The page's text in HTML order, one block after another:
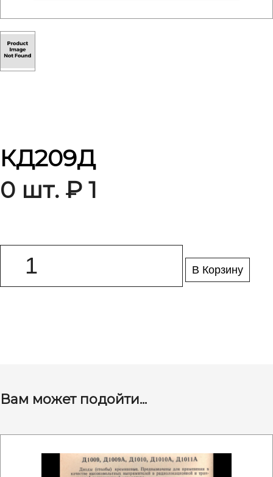
КД209Д
0 шт. ₽ 1
В Корзину
Вам может подойти...